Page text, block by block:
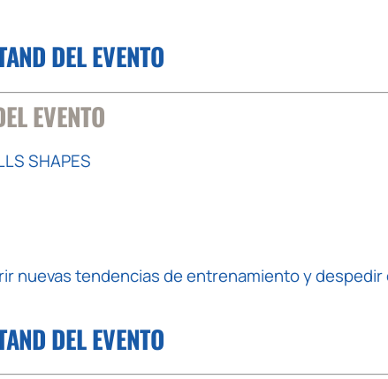
DEL EVENTO
EVENTO
SHAPES
nuevas tendencias de entrenamiento y despedir
DEL EVENTO